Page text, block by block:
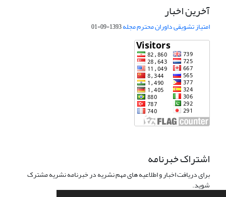
آخرین اخبار
امتیاز تشویقی داوران محترم مجله1393-09-01
اشتراک خبرنامه
برای دریافت اخبار و اطلاعیه های مهم نشریه در خبرنامه نشریه مشترک
شوید.